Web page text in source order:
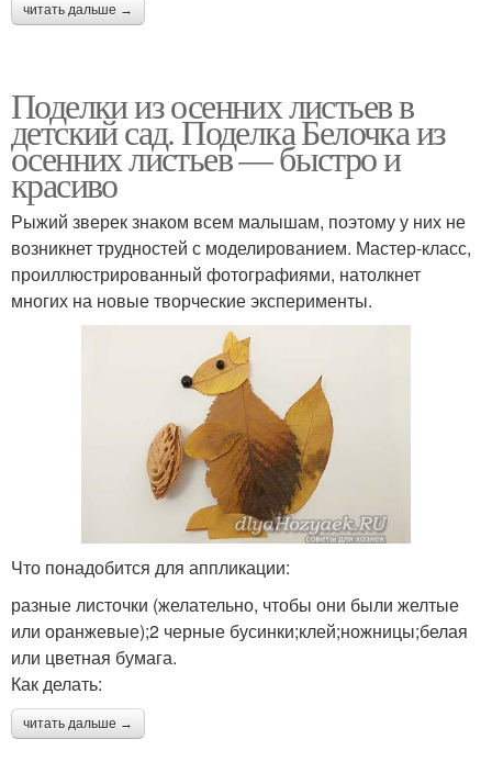
читать дальше →
Поделки из осенних листьев в
детский сад. Поделка Белочка из
осенних листьев — быстро и
красиво
Рыжий зверек знаком всем малышам, поэтому у них не
возникнет трудностей с моделированием. Мастер-класс,
проиллюстрированный фотографиями, натолкнет
многих на новые творческие эксперименты.
Что понадобится для аппликации:
разные листочки (желательно, чтобы они были желтые
или оранжевые);2 черные бусинки;клей;ножницы;белая
или цветная бумага.
Как делать:
читать дальше →